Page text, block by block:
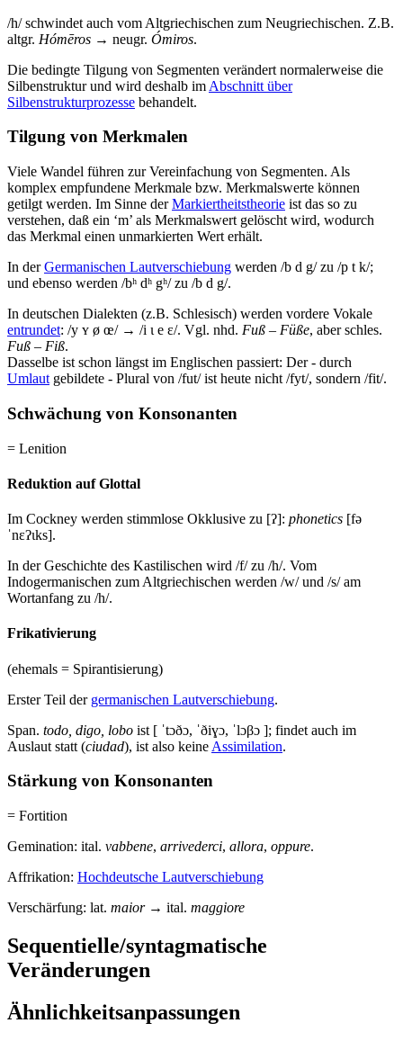
/h/ schwindet auch vom Altgriechischen zum Neugriechischen. Z.B.
altgr. Hómēros → neugr. Ómiros.
Die bedingte Tilgung von Segmenten verändert normalerweise die
Silbenstruktur und wird deshalb im Abschnitt über
Silbenstrukturprozesse behandelt.
Tilgung von Merkmalen
Viele Wandel führen zur Vereinfachung von Segmenten. Als
komplex empfundene Merkmale bzw. Merkmalswerte können
getilgt werden. Im Sinne derMarkiertheitstheorie ist das so zu
verstehen, daß ein ‘m’ als Merkmalswert gelöscht wird, wodurch
das Merkmal einen unmarkierten Wert erhält.
In derGermanischen Lautverschiebung werden /b d g/ zu /p t k/;
und ebenso werden /bʰ dʰ gʰ/ zu /b d g/.
In deutschen Dialekten (z.B. Schlesisch) werden vordere Vokale
entrundet: /y ʏ ø œ/ → /i ɩ e ɛ/. Vgl. nhd. Fuß – Füße, aber schles.
Fuß – Fiß.
Dasselbe ist schon längst im Englischen passiert: Der - durch
Umlaut gebildete - Plural von /fut/ ist heute nicht /fyt/, sondern /fit/.
Schwächung von Konsonanten
= Lenition
Reduktion auf Glottal
Im Cockney werden stimmlose Okklusive zu [ʔ]: phonetics [fə
ˈnɛʔɩks].
In der Geschichte des Kastilischen wird /f/ zu /h/. Vom
Indogermanischen zum Altgriechischen werden /w/ und /s/ am
Wortanfang zu /h/.
Frikativierung
(ehemals = Spirantisierung)
Erster Teil der germanischen Lautverschiebung.
Span. todo, digo, lobo ist [ ˈtɔðɔ, ˈðiɣɔ, ˈlɔβɔ ]; findet auch im
Auslaut statt (ciudad), ist also keine Assimilation.
Stärkung von Konsonanten
= Fortition
Gemination: ital. vabbene, arrivederci, allora, oppure.
Affrikation: Hochdeutsche Lautverschiebung
Verschärfung: lat. maior→ ital. maggiore
Sequentielle/syntagmatische
Veränderungen
Ähnlichkeitsanpassungen